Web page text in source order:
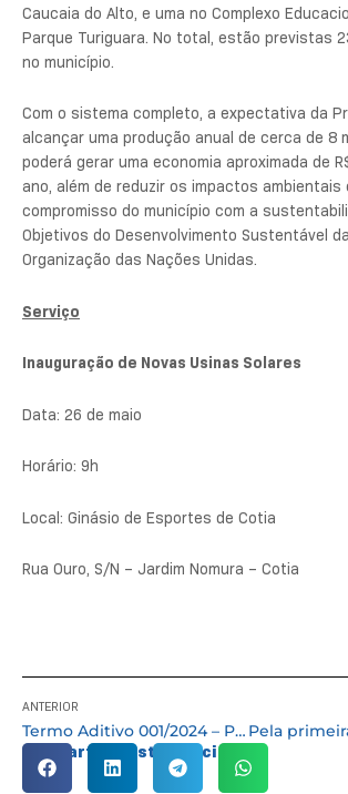
Caucaia do Alto, e uma no Complexo
Parque Turiguara. No total, estão previstas
no município.
Com o sistema completo, a expectativa da
alcançar uma produção anual de cerca de 8
poderá gerar uma economia aproximada de
ano, além de reduzir os impactos
compromisso do município com a
Objetivos do Desenvolvimento Sustentável
Organização das Nações Unidas.
Serviço
Inauguração de Novas Usinas Solares
Data: 26 de maio
Horário: 9h
Local: Ginásio de Esportes de Cotia
Rua Ouro, S/N – Jardim Nomura – Cotia
ANTERIOR
Termo Aditivo 001/2024 – Proc. n° 2.897/2024 – CHAMAMENTO PÚBLICO nº 001/2024
Compartilhe esta notícia: